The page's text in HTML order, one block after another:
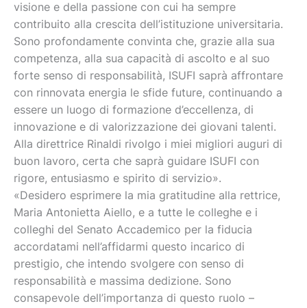
visione e della passione con cui ha sempre
contribuito alla crescita dell’istituzione universitaria.
Sono profondamente convinta che, grazie alla sua
competenza, alla sua capacità di ascolto e al suo
forte senso di responsabilità, ISUFI saprà affrontare
con rinnovata energia le sfide future, continuando a
essere un luogo di formazione d’eccellenza, di
innovazione e di valorizzazione dei giovani talenti.
Alla direttrice Rinaldi rivolgo i miei migliori auguri di
buon lavoro, certa che saprà guidare ISUFI con
rigore, entusiasmo e spirito di servizio».
«Desidero esprimere la mia gratitudine alla rettrice,
Maria Antonietta Aiello, e a tutte le colleghe e i
colleghi del Senato Accademico per la fiducia
accordatami nell’affidarmi questo incarico di
prestigio, che intendo svolgere con senso di
responsabilità e massima dedizione. Sono
consapevole dell’importanza di questo ruolo –